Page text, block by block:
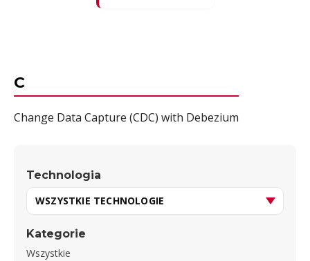
C
Change Data Capture (CDC) with Debezium
Technologia
Kategorie
Wszystkie